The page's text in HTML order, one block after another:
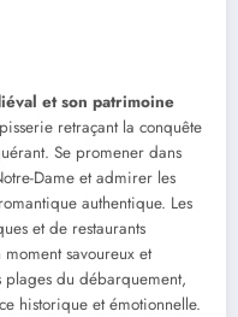
et son patrimoine
retraçant la conquête
Se promener dans
Dame et admirer les
authentique. Les
et de restaurants
savoureux et
plages du débarquement,
historique et émotionnelle.